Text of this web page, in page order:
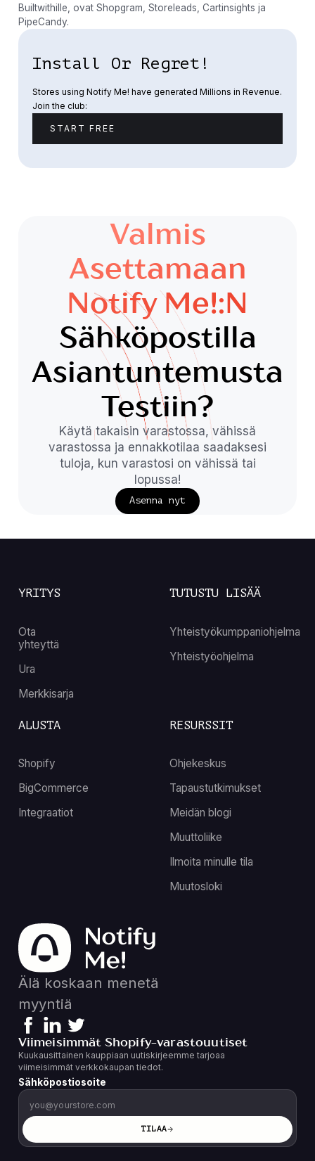
Builtwithille, ovat Shopgram, Storeleads, Cartinsights ja
PipeCandy.
Install Or Regret!
Stores using Notify Me! have generated Millions in Revenue.
Join the club:
START FREE
Valmis
Asettamaan
Notify Me!:n
Sähköpostilla
Asiantuntemusta
Testiin?
Käytä takaisin varastossa, vähissä
varastossa ja ennakkotilaa saadaksesi
tuloja, kun varastosi on vähissä tai
lopussa!
Asenna nyt
YRITYS
Ota
yhteyttä
Ura
Merkkisarja
RESURSSIT
Ohjekeskus
Tapaustutkimukset
Meidän blogi
Muuttoliike
Ilmoita minulle tila
Muutosloki
TUTUSTU LISÄÄ
Yhteistyökumppaniohjelma
Yhteistyöohjelma
ALUSTA
Shopify
BigCommerce
Integraatiot
Älä koskaan menetä
myyntiä
Viimeisimmät Shopify-varastouutiset
Kuukausittainen kauppiaan uutiskirjeemme tarjoaa
viimeisimmät verkkokaupan tiedot.
Sähköpostiosoite
TILAA